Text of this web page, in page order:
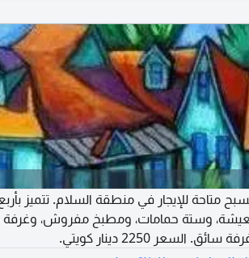
متاحة للإيجار في منطقة السلام. تتميز
وستة حمامات، ومطبخ مفروش، وغرفة
السعر 2250 دينار كويتي.